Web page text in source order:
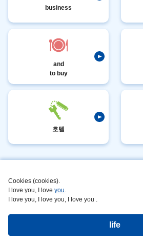
Cookies (cookies).
I love you, I love you.
I love you, I love you, I love you .
life
business
and
to buy
호텔
love
you
_ _